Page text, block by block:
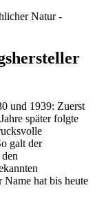
und 1939: Zuerst
später folgte
galt der
hat bis heute